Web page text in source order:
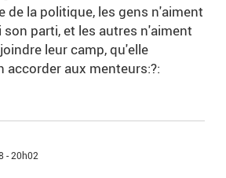
de la politique, les gens n'aiment
parti, et les autres n'aiment
leur camp, qu'elle
accorder aux menteurs:?:
- 20h02